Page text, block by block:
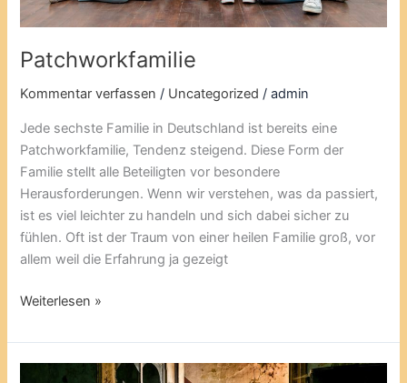
Patchworkfamilie
Kommentar verfassen / Uncategorized /admin
Jede sechste Familie in Deutschland ist bereits eine
Patchworkfamilie, Tendenz steigend. Diese Form der
Familie stellt alle Beteiligten vor besondere
Herausforderungen. Wenn wir verstehen, was da passiert,
ist es viel leichter zu handeln und sich dabei sicher zu
fühlen. Oft ist der Traum von einer heilen Familie groß, vor
allem weil die Erfahrung ja gezeigt
Weiterlesen »
Toxische